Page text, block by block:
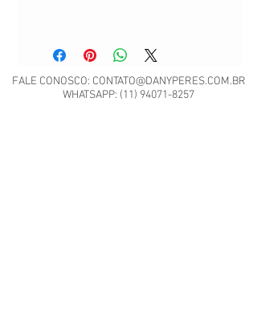
FALE CONOSCO: CONTATO@DANYPERES.COM.BR
WHATSAPP: (11) 94071-8257